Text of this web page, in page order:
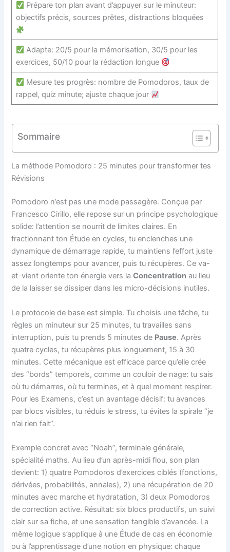
Prépare ton plan avant d’appuyer sur le minuteur:
objectifs précis, sources prêtes, distractions bloquées
Adapte: 20/5 pour la mémorisation, 30/5 pour les
exercices, 50/10 pour la rédaction longue
Mesure tes progrès: nombre de Pomodoros, taux de
rappel, quiz minute; ajuste chaque jour
Sommaire
La méthode Pomodoro : 25 minutes pour transformer tes
Révisions
Pomodoro n’est pas une mode passagère. Conçue par
Francesco Cirillo, elle repose sur un principe psychologique
solide: l’attention se nourrit de limites claires. En
fractionnant ton Étude en cycles, tu enclenches une
dynamique de démarrage rapide, tu maintiens l’effort juste
assez longtemps pour avancer, puis tu récupères. Ce va-
et-vient oriente ton énergie vers laConcentration au lieu
de la laisser se dissiper dans les micro-décisions inutiles.
Le protocole de base est simple. Tu choisis une tâche, tu
règles un minuteur sur 25 minutes, tu travailles sans
interruption, puis tu prends 5 minutes de Pause. Après
quatre cycles, tu récupères plus longuement, 15 à 30
minutes. Cette mécanique est efficace parce qu’elle crée
des “bords” temporels, comme un couloir de nage: tu sais
où tu démarres, où tu termines, et à quel moment respirer.
Pour les Examens, c’est un avantage décisif: tu avances
par blocs visibles, tu réduis le stress, tu évites la spirale “je
n’ai rien fait”.
Exemple concret avec “Noah”, terminale générale,
spécialité maths. Au lieu d’un après-midi flou, son plan
devient: 1) quatre Pomodoros d’exercices ciblés (fonctions,
dérivées, probabilités, annales), 2) une récupération de 20
minutes avec marche et hydratation, 3) deux Pomodoros
de correction active. Résultat: six blocs productifs, un suivi
clair sur sa fiche, et une sensation tangible d’avancée. La
même logique s’applique à une Étude de cas en économie
ou à l’apprentissage d’une notion en physique: chaque